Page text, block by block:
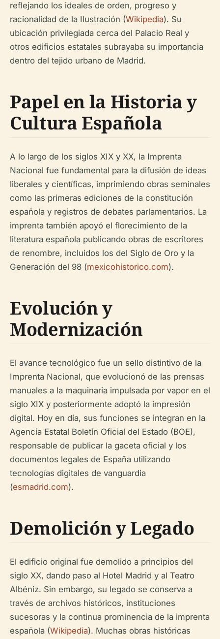
reflejando los ideales de orden, progreso y
racionalidad de la Ilustración (Wikipedia). Su
ubicación privilegiada cerca del Palacio Real y
otros edificios estatales subrayaba su importancia
dentro del tejido urbano de Madrid.
Papel en la Historia y
Cultura Española
A lo largo de los siglos XIX y XX, la Imprenta
Nacional fue fundamental para la difusión de ideas
liberales y científicas, imprimiendo obras seminales
como las primeras ediciones de la constitución
española y registros de debates parlamentarios. La
imprenta también apoyó el florecimiento de la
literatura española publicando obras de escritores
de renombre, incluidos los del Siglo de Oro y la
Generación del 98 (mexicohistorico.com).
Evolución y
Modernización
El avance tecnológico fue un sello distintivo de la
Imprenta Nacional, que evolucionó de las prensas
manuales a la maquinaria impulsada por vapor en el
siglo XIX y posteriormente adoptó la impresión
digital. Hoy en día, sus funciones se integran en la
Agencia Estatal Boletín Oficial del Estado (BOE),
responsable de publicar la gaceta oficial y los
documentos legales de España utilizando
tecnologías digitales de vanguardia
(esmadrid.com).
Demolición y Legado
El edificio original fue demolido a principios del
siglo XX, dando paso al Hotel Madrid y al Teatro
Albéniz. Sin embargo, su legado se conserva a
través de archivos históricos, instituciones
sucesoras y la continua prominencia de la imprenta
española (Wikipedia). Muchas obras históricas